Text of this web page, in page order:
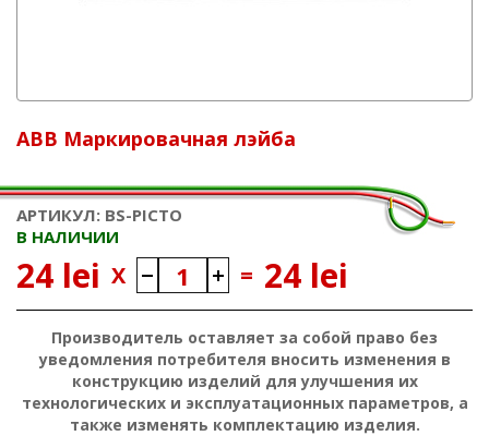
ABB Маркировачная лэйба
АРТИКУЛ: BS-PICTO
В НАЛИЧИИ
24 lei X = 24 lei
Производитель оставляет за собой право без
уведомления потребителя вносить изменения в
конструкцию изделий для улучшения их
технологических и эксплуатационных параметров, а
также изменять комплектацию изделия.